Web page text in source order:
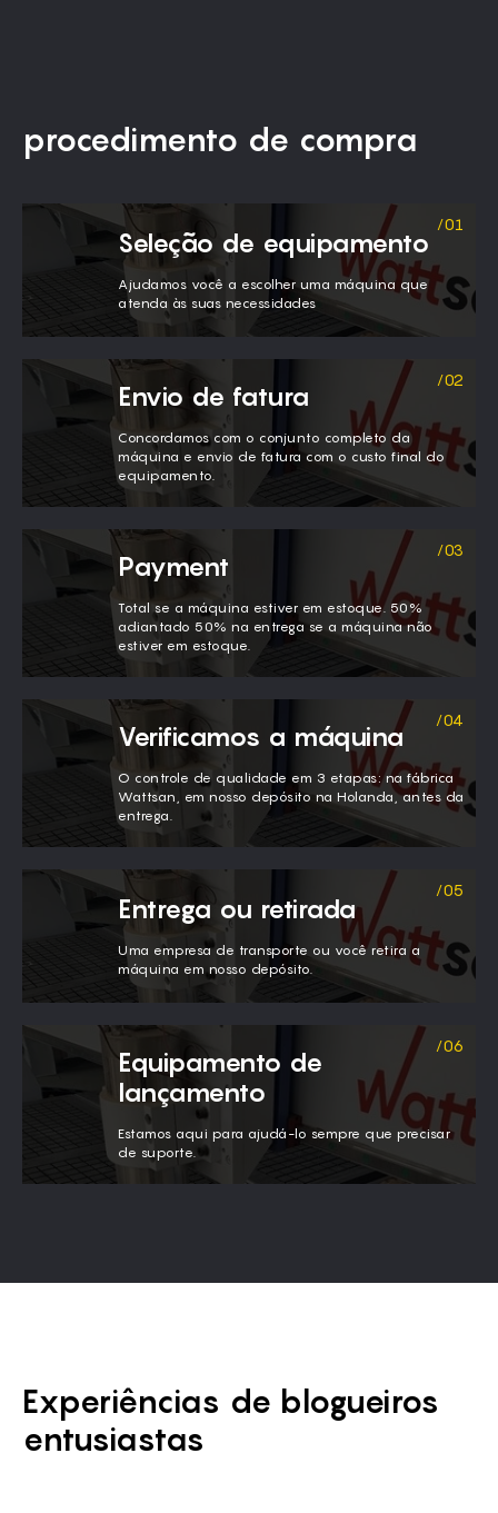
procedimento de compra
Seleção de equipamento
Ajudamos você a escolher uma máquina que
atenda às suas necessidades
Envio de fatura
Concordamos com o conjunto completo da
máquina e envio de fatura com o custo final do
equipamento.
Payment
Total se a máquina estiver em estoque. 50%
adiantado 50% na entrega se a máquina não
estiver em estoque.
Verificamos a máquina
O controle de qualidade em 3 etapas: na fábrica
Wattsan, em nosso depósito na Holanda, antes da
entrega.
Entrega ou retirada
Uma empresa de transporte ou você retira a
máquina em nosso depósito.
Equipamento de
lançamento
Estamos aqui para ajudá-lo sempre que precisar
de suporte.
Experiências de blogueiros
entusiastas